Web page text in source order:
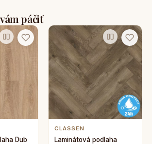
páčiť
Dub
CLASSEN
Laminátová podlaha